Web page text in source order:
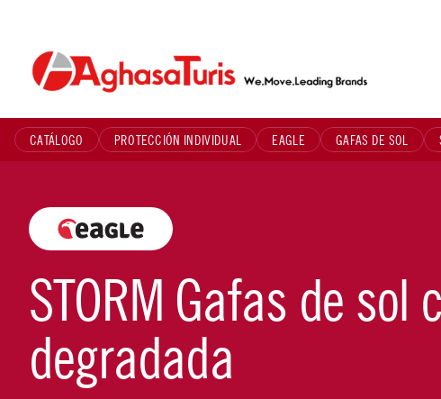
content
CATÁLOGO PROTECCIÓN INDIVIDUAL EAGLE GAFAS DE SOL
STORM Gafas de
degradada